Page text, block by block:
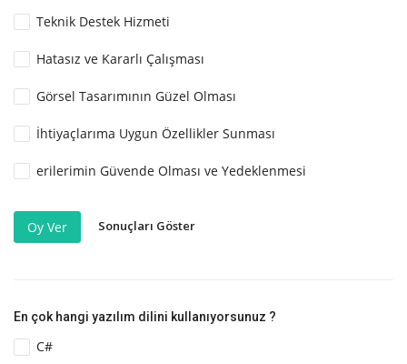
Teknik Destek Hizmeti
Hatasız ve Kararlı Çalışması
Görsel Tasarımının Güzel Olması
İhtiyaçlarıma Uygun Özellikler Sunması
erilerimin Güvende Olması ve Yedeklenmesi
Oy Ver Sonuçları Göster
En çok hangi yazılım dilini kullanıyorsunuz ?
C#